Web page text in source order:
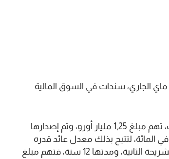
أعلنت وزارة الاقتصاد والمالية أن المملكة المغربية أصدرت، في 19 ماي الجاري، سندات في السوق المالية
وذكرت الوزارة، في بلاغ لها، أن “الشريحة الأولى، ومدتها 8 سنوات، تهم مبلغ 1,25 مليار أورو، وتم إصدارها
بهامش مخاطر (Spread) يبلغ 170 نقطة أساس وبسعر 99,402 في المائة، لتتيح بذلك معدل عائد قدره
4,842 في المائة وقسيمة (coupon) بنسبة 4,750 في المائة. أما الشريحة الثانية، ومدتها 12 سنة، فتهم مبلغ